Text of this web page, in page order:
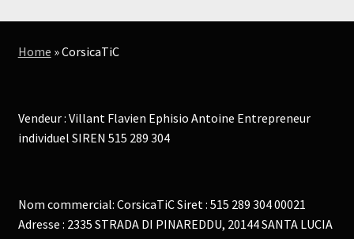
Home »CorsicaTiC
Vendeur : Villant Flavien Ephisio Antoine Entrepreneur
individuel SIREN 515 289 304
Nom commercial: CorsicaTiC Siret : 515 289 304 00021
Adresse : 2335 STRADA DI PINAREDDU, 20144 SANTA LUCIA